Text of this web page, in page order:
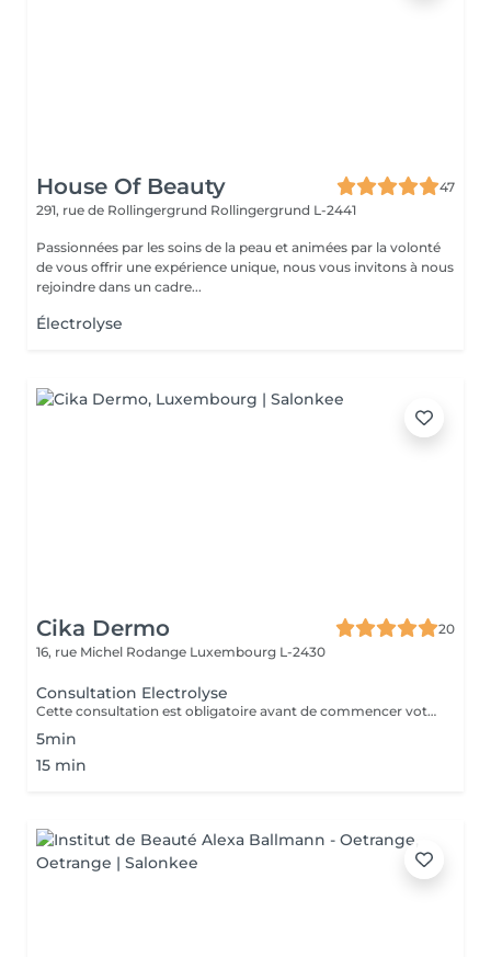
House Of Beauty
47
291, rue de Rollingergrund Rollingergrund L-2441
Passionnées par les soins de la peau et animées par la volonté
de vous offrir une expérience unique, nous vous invitons à nous
rejoindre dans un cadre...
Électrolyse
Cika Dermo
20
16, rue Michel Rodange Luxembourg L-2430
Consultation Electrolyse
Cette consultation est obligatoire avant de commencer votre traitement d'épilation définitive par Haute Fréquence. Notre centre est équipé de la technologie Apilus.
5min
15 min